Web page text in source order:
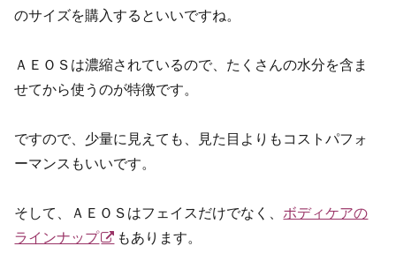
のサイズを購入するといいですね。
ＡＥＯＳは濃縮されているので、たくさんの水分を含ま
せてから使うのが特徴です。
ですので、少量に見えても、見た目よりもコストパフォ
ーマンスもいいです。
そして、ＡＥＯＳはフェイスだけでなく、 ボディケアの
ラインナップ
もあります。